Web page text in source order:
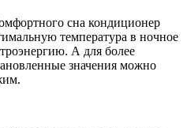
сна кондиционер
температура в ночное
А для более
значения можно